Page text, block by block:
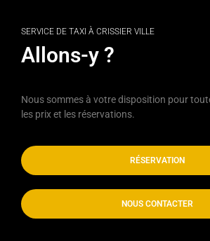
SERVICE DE TAXI À CRISSIER VILLE
Allons-y ?
Nous sommes à votre disposition pour
les prix et les réservations.
RÉSERVATION
NOUS CONTACTER